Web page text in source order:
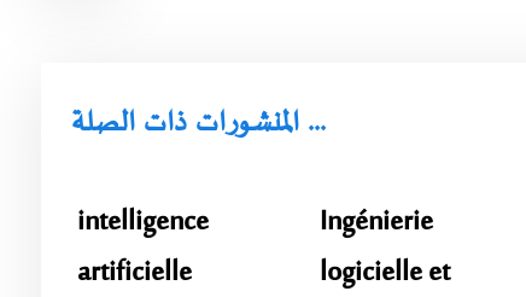
المنشورات ذات الصلة ...
intelligence
artificielle
Ingénierie
logicielle et